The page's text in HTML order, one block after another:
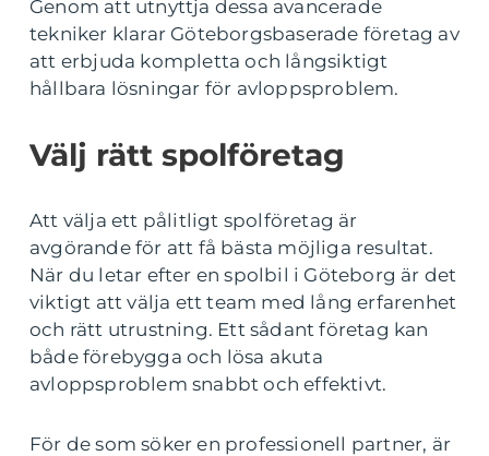
Genom att utnyttja dessa avancerade
tekniker klarar Göteborgsbaserade företag av
att erbjuda kompletta och långsiktigt
hållbara lösningar för avloppsproblem.
Välj rätt spolföretag
Att välja ett pålitligt spolföretag är
avgörande för att få bästa möjliga resultat.
När du letar efter en spolbil i Göteborg är det
viktigt att välja ett team med lång erfarenhet
och rätt utrustning. Ett sådant företag kan
både förebygga och lösa akuta
avloppsproblem snabbt och effektivt.
För de som söker en professionell partner, är